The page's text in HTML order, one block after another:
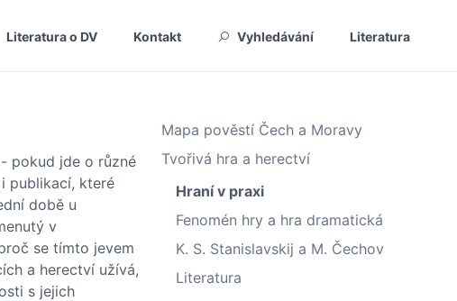
Literatura o DV Kontakt Vyhledávání Literatura
pokud jde o různé
publikací, které
době u
v
se tímto jevem
a herectví užívá,
s jejich
Mapa pověstí Čech a Moravy
Tvořivá hra a herectví
Hraní v praxi
Fenomén hry a hra dramatická
K. S. Stanislavskij a M. Čechov
Literatura